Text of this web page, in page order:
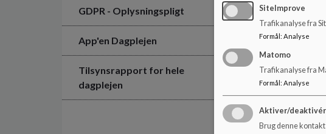
GDPR - Oplysningspligt
App'en Dagplejen
Tilsynsrapport for hele
dagplejen
SiteImprove
Trafikanalyse fra
Formål : Analyse
Matomo
Trafikanalyse fra
Formål : Analyse
Aktiver/
Brug denne